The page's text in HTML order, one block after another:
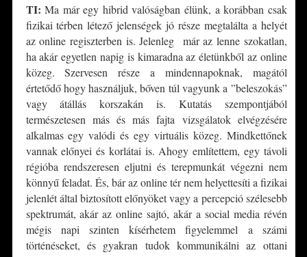
TI:Ma már egy hibrid valóságban élünk, a korábban csak
fizikai térben létező jelenségek jó része megtalálta a helyét
az online regiszterben is. Jelenleg már az lenne szokatlan,
ha akár egyetlen napig is kimaradna az életünkből az online
közeg. Szervesen része a mindennapoknak, magától
értetődő hogy használjuk, bőven túl vagyunk a ”beleszokás”
vagy átállás korszakán is. Kutatás szempontjából
természetesen más és más fajta vizsgálatok elvégzésére
alkalmas egy valódi és egy virtuális közeg. Mindkettőnek
vannak előnyei és korlátai is. Ahogy említettem, egy távoli
régióba rendszeresen eljutni és terepmunkát végezni nem
könnyű feladat. És, bár az online tér nem helyettesíti a fizikai
jelenlét által biztosított előnyöket vagy a percepció szélesebb
spektrumát, akár az online sajtó, akár a social media révén
mégis napi szinten kísérhetem figyelemmel a számi
történéseket, és gyakran tudok kommunikálni az ottani